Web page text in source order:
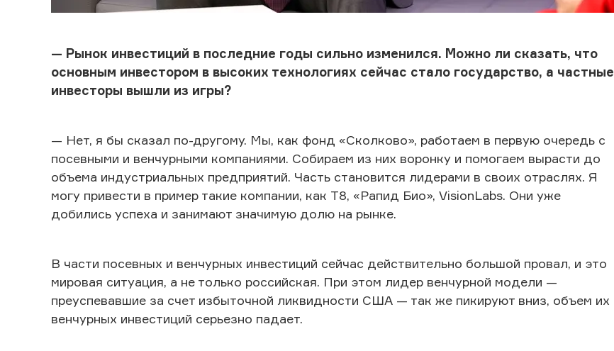
— Рынок инвестиций в последние годы сильно изменился. Можно ли сказать, что
основным инвестором в высоких технологиях сейчас стало государство, а частные
инвесторы вышли из игры?
— Нет, я бы сказал по-другому. Мы, как фонд «Сколково», работаем в первую очередь с
посевными и венчурными компаниями. Собираем из них воронку и помогаем вырасти до
объема индустриальных предприятий. Часть становится лидерами в своих отраслях. Я
могу привести в пример такие компании, как T8, «Рапид Био», VisionLabs. Они уже
добились успеха и занимают значимую долю на рынке.
В части посевных и венчурных инвестиций сейчас действительно большой провал, и это
мировая ситуация, а не только российская. При этом лидер венчурной модели —
преуспевавшие за счет избыточной ликвидности США — так же пикируют вниз, объем их
венчурных инвестиций серьезно падает.